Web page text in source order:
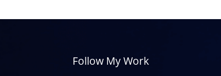
Follow My Work